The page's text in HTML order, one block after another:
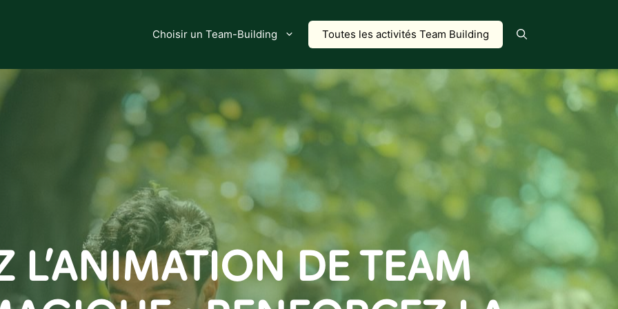
Choisir un Team-Building Toutes les activités Team Building
L’ANIMATION DE TEAM